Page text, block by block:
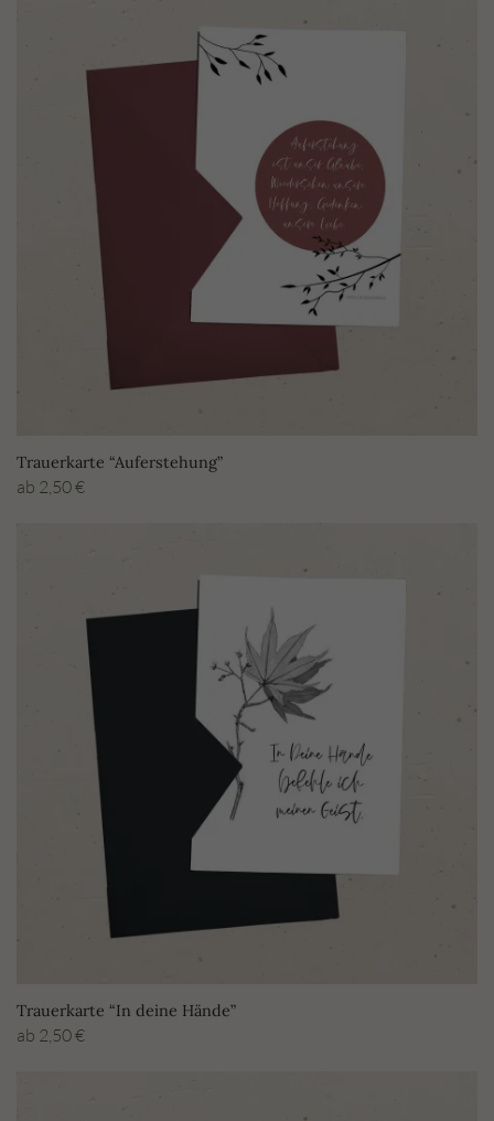
Trauerkarte “Auferstehung”
ab 2,50€
Trauerkarte “In deine Hände”
ab 2,50€